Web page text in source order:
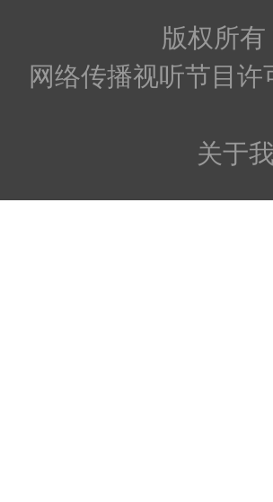
版权所有
网络传播视听节目许
关于